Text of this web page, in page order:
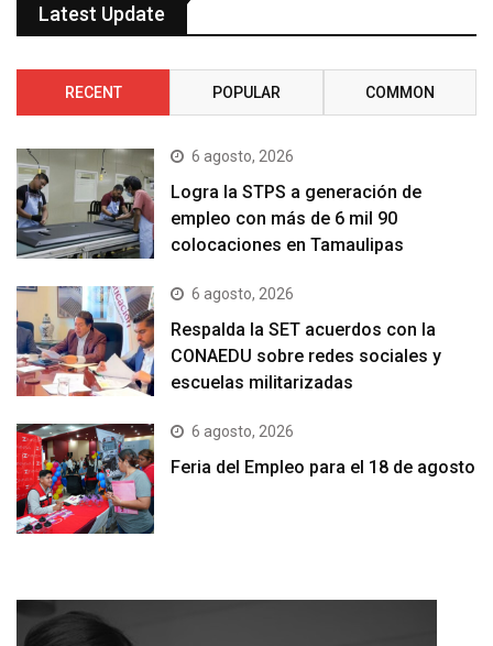
Latest Update
RECENT POPULAR COMMON
6 agosto, 2026
Logra la STPS a generación de
empleo con más de 6 mil 90
colocaciones en Tamaulipas
6 agosto, 2026
Respalda la SET acuerdos con la
CONAEDU sobre redes sociales y
escuelas militarizadas
6 agosto, 2026
Feria del Empleo para el 18 de agosto